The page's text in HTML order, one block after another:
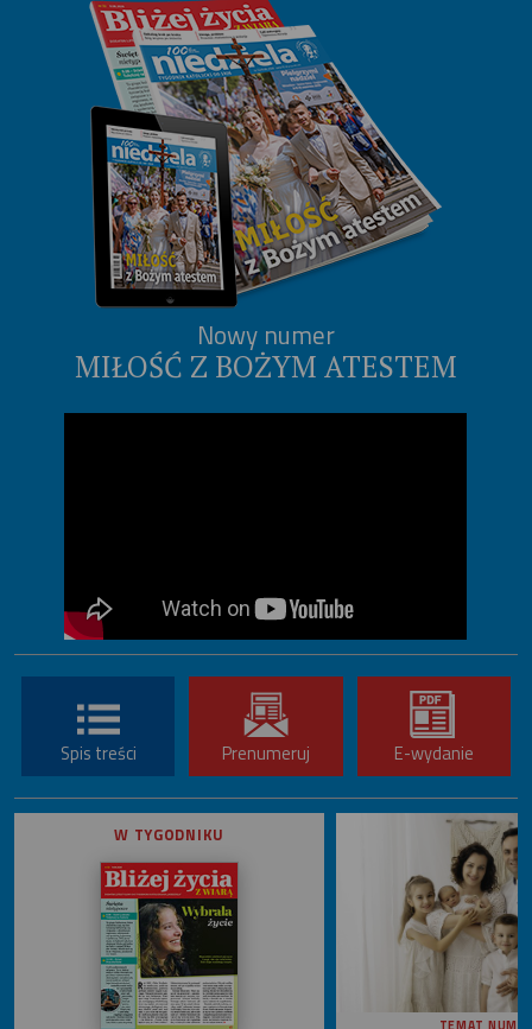
Nowy numer
MIŁOŚĆ Z BOŻYM ATESTEM
Spis treści Prenumeruj E-wydanie
W TYGODNIKU
TEMAT